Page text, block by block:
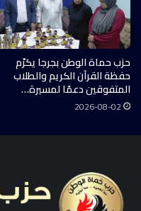
حزب حماة الوطن بجرجا يكرّم
حفظة القرآن الكريم والطلاب
المتفوقين دعمًا لمسيرة…
2026-08-02